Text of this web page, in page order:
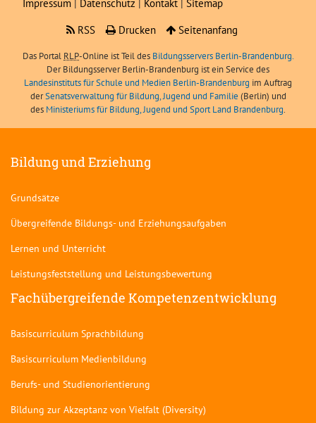
Impressum | Datenschutz | Kontakt | Sitemap
RSS
Drucken Seitenanfang
Das Portal RLP-Online ist Teil des Bildungsservers Berlin-Brandenburg.
Der Bildungsserver Berlin-Brandenburg ist ein Service des
Landesinstituts für Schule und Medien Berlin-Brandenburg im Auftrag
derSenatsverwaltung für Bildung, Jugend und Familie (Berlin) und
des Ministeriums für Bildung, Jugend und Sport Land Brandenburg.
Bildung und Erziehung
Grundsätze
Übergreifende Bildungs- und Erziehungsaufgaben
Lernen und Unterricht
Leistungsfeststellung und Leistungsbewertung
Fachübergreifende Kompetenzentwicklung
Basiscurriculum Sprachbildung
Basiscurriculum Medienbildung
Berufs- und Studienorientierung
Bildung zur Akzeptanz von Vielfalt (Diversity)